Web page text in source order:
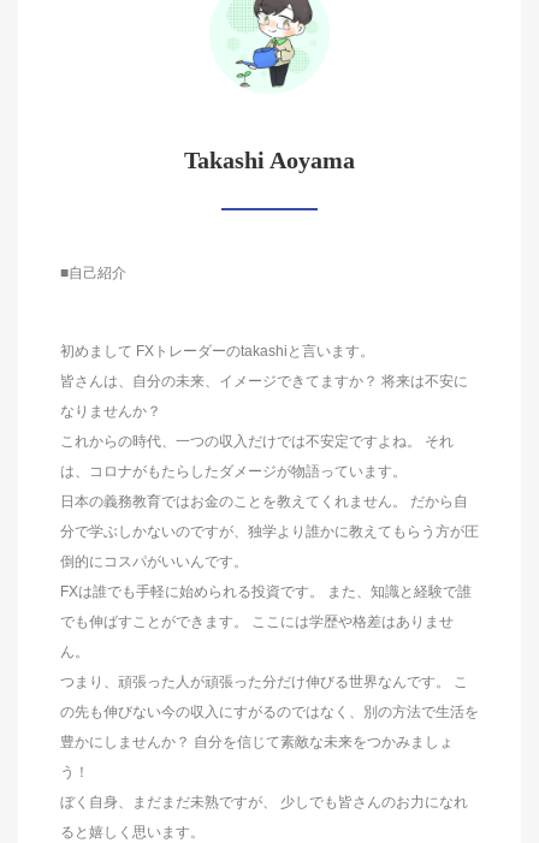
Takashi Aoyama
■自己紹介
初めまして FXトレーダーのtakashiと言います。
皆さんは、自分の未来、イメージできてますか？ 将来は不安に
なりませんか？
これからの時代、一つの収入だけでは不安定ですよね。 それ
は、コロナがもたらしたダメージが物語っています。
日本の義務教育ではお金のことを教えてくれません。 だから自
分で学ぶしかないのですが、独学より誰かに教えてもらう方が圧
倒的にコスパがいいんです。
FXは誰でも手軽に始められる投資です。 また、知識と経験で誰
でも伸ばすことができます。 ここには学歴や格差はありませ
ん。
つまり、頑張った人が頑張った分だけ伸びる世界なんです。 こ
の先も伸びない今の収入にすがるのではなく、別の方法で生活を
豊かにしませんか？ 自分を信じて素敵な未来をつかみましょ
う！
ぼく自身、まだまだ未熟ですが、 少しでも皆さんのお力になれ
ると嬉しく思います。